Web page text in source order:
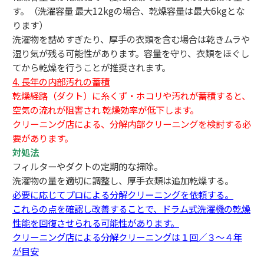
す。（洗濯容量 最大12kgの場合、乾燥容量は最大6kgとな
ります）
洗濯物を詰めすぎたり、厚手の衣類を含む場合は乾きムラや
湿り気が残る可能性があります。容量を守り、衣類をほぐし
てから乾燥を行うことが推奨されます。
4. 長年の内部汚れの蓄積
乾燥経路（ダクト）に糸くず・ホコリや汚れが蓄積すると、
空気の流れが阻害され 乾燥効率が低下します。
クリーニング店による、分解内部クリーニングを検討する必
要があります。
対処法
フィルターやダクトの定期的な掃除。
洗濯物の量を適切に調整し、厚手衣類は追加乾燥する。
必要に応じてプロによる分解クリーニングを依頼する。
これらの点を確認し改善することで、ドラム式洗濯機の乾燥
性能を回復させられる可能性があります。
クリーニング店による分解クリーニングは１回／３～４年
が目安